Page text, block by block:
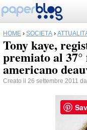
HOME › SOCIETÀ ›
Tony kaye,
premiato al
americano
Creato il 26 settembre 2011 da